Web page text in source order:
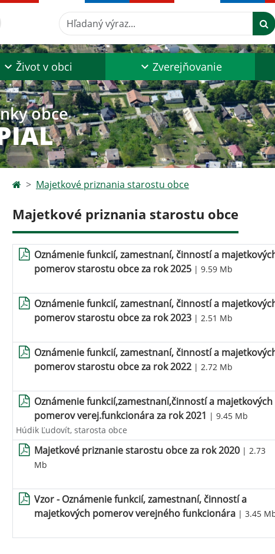
Hľadaný výraz...
Život v obci Zverejňovanie
obce
Majetkové priznania starostu obce
Majetkové priznania starostu obce
Oznámenie funkcií, zamestnaní, činností a
pomerov starostu obce za rok 2025 | 9.59 Mb
Oznámenie funkcií, zamestnaní, činností a
pomerov starostu obce za rok 2023 | 2.51 Mb
Oznámenie funkcií, zamestnaní, činností a
pomerov starostu obce za rok 2022 | 2.72 Mb
Oznámenie funkcií,zamestnaní,činností a majetkových
pomerov verej.funkcionára za rok 2021 | 9.45 Mb
Húdik Ľudovít, starosta obce
Majetkové priznanie starostu obce za rok 2020 | 2.73
Mb
Vzor - Oznámenie funkcií, zamestnaní, činností a
majetkových pomerov verejného funkcionára | 3.45